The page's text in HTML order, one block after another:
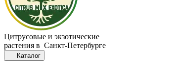
Цитрусовые и экзотические
растения в Санкт-Петербурге
Каталог